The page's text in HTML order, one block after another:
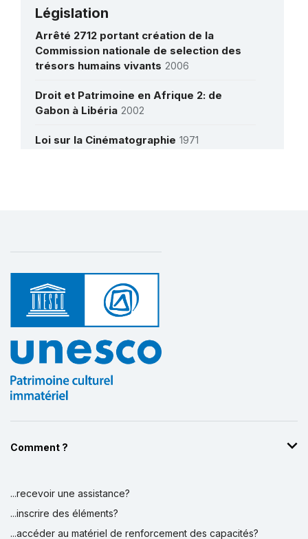
pour la sauvegarde du patrimoine culturel
immatériel en Afrique de l'Ouest (Sahel)
1 janvier 2018 – 1 décembre 2019
Montant (US$) 51 114
L'inventaire des musiques traditionnelles
au Sénégal 12 août 2013 – 3 décembre 2014
Plus de détails
Législation
Arrêté 2712 portant création de la
Commission nationale de selection des
trésors humains vivants 2006
Droit et Patrimoine en Afrique 2: de
Gabon à Libéria 2002
Loi sur la Cinématographie 1971
Comment ?
...recevoir une assistance?
...inscrire des éléments?
...accéder au matériel de renforcement des capacités?